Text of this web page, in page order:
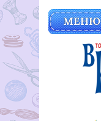
МЕНЮ